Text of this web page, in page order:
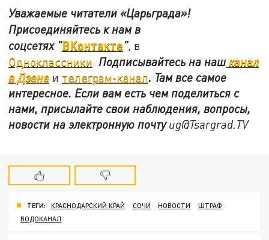
Уважаемые читатели «Царьграда»!
Присоединяйтесь к нам в
соцсетях "ВКонтакте", в
Одноклассники. Подписывайтесь на нашканал
в Дзене и телеграм-канал. Там все самое
интересное. Если вам есть чем поделиться с
нами, присылайте свои наблюдения, вопросы,
новости на электронную почтуug@Tsargrad.TV
ТЕГИ: КРАСНОДАРСКИЙ КРАЙ СОЧИ НОВОСТИ
ШТРАФ
ВОДОКАНАЛ